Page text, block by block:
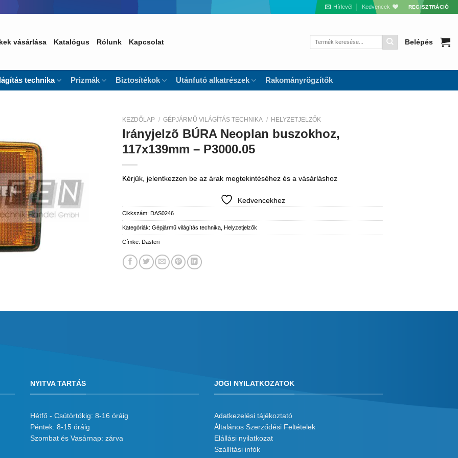
Hírlevél Kedvencek REGISZTRÁCIÓ
vásárlása Katalógus Rólunk Kapcsolat
Keresés
Belépés
technika Prizmák Biztosítékok Utánfutó alkatrészek Rakományrögzítők
KEZDŐLAP / GÉPJÁRMŰ VILÁGÍTÁS TECHNIKA / HELYZETJELZŐK
Irányjelzõ BÚRA Neoplan buszokhoz,
117x139mm – P3000.05
Kérjük, jelentkezzen be az árak megtekintéséhez és a vásárláshoz
Kedvencekhez
Cikkszám: DAS0246
Kategóriák: Gépjármű világítás technika Helyzetjelzők
Címke: Dasteri
NYITVA TARTÁS
Hétfő - Csütörtökig: 8-16 óráig
Péntek: 8-15 óráig
Szombat és Vasárnap: zárva
JOGI NYILATKOZATOK
Adatkezelési tájékoztató
Általános Szerződési Feltételek
Elállási nyilatkozat
Szállítási infók